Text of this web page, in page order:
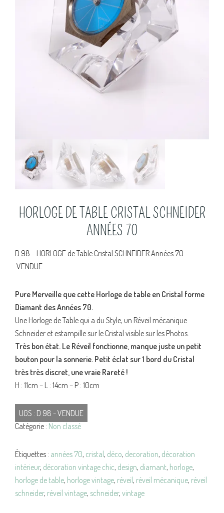
HORLOGE DE TABLE CRISTAL SCHNEIDER
ANNÉES 70
D 98 – HORLOGE de Table Cristal SCHNEIDER Années 70 –
VENDUE
Pure Merveille que cette Horloge de table en Cristal forme
Diamant des Années 70.
Une Horloge de Table qui a du Style, un Réveil mécanique
Schneider et estampille sur le Cristal visible sur les Photos.
Très bon état. Le Réveil fonctionne, manque juste un petit
bouton pour la sonnerie. Petit éclat sur 1 bord du Cristal
très très discret, une vraie Rareté !
H : 11cm – L : 14cm – P : 10cm
UGS : D 98 - VENDUE
Catégorie : Non classé
Étiquettes : années 70, cristal, déco, decoration, décoration
intérieur, décoration vintage chic, design, diamant, horloge,
horloge de table, horloge vintage, réveil, réveil mécanique, réveil
schneider, réveil vintage, schneider, vintage